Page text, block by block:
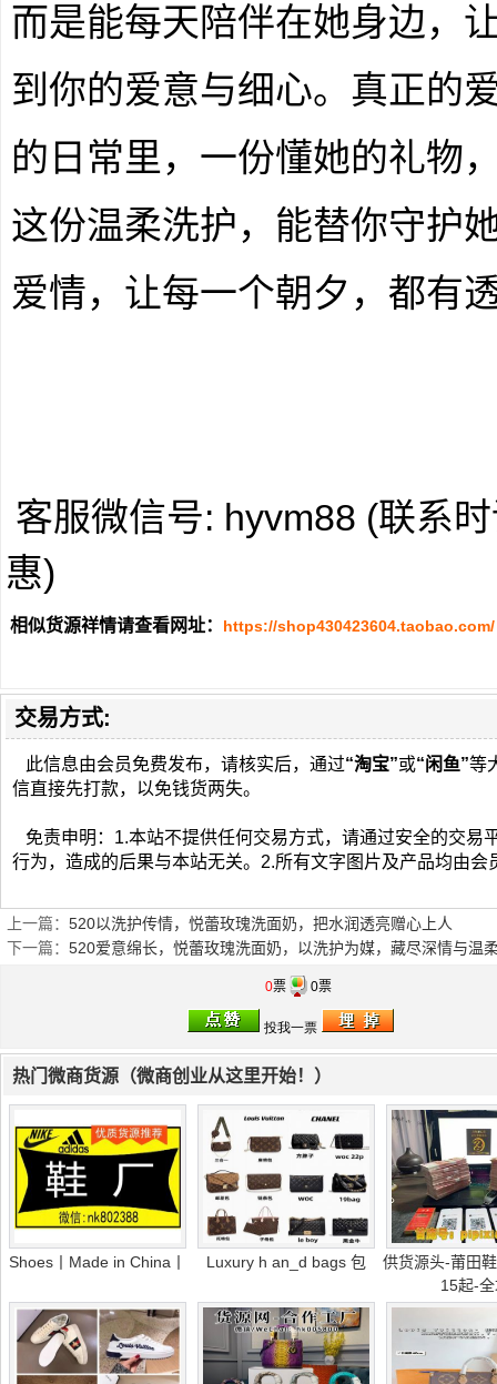
而是能每天陪伴在她身边，
到你的爱意与细心。真正的
的日常里，一份懂她的礼物
这份温柔洗护，能替你守护
爱情，让每一个朝夕，都有
客服微信号: hyvm88 (联系
惠)
相似货源祥情请查看网址： https://shop430423604.taobao.com/
交易方式:
此信息由会员免费发布，请核实后，通过“淘宝”或“闲鱼”等
信直接先打款，以免钱货两失。
免责申明：1.本站不提供任何交易方式，请通过安全的交易
行为，造成的后果与本站无关。2.所有文字图片及产品均由
上一篇： 520以洗护传情，悦蕾玫瑰洗面奶，把水润透亮赠心上人
下一篇： 520爱意绵长，悦蕾玫瑰洗面奶，以洗护为媒，藏尽深情与温
0票 0票
热门微商货源（微商创业从这里开始！）
Shoes丨Made in China丨 Luxury h an_d bags 包
供货源头-莆田
15起-